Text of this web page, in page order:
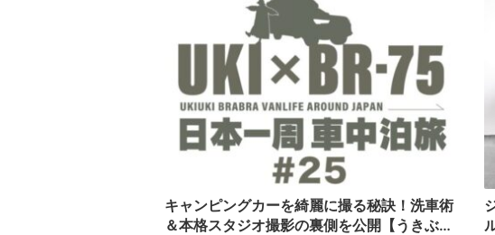
キャンピングカーを綺麗に撮る秘訣！洗車術
＆本格スタジオ撮影の裏側を公開【うきぶ…